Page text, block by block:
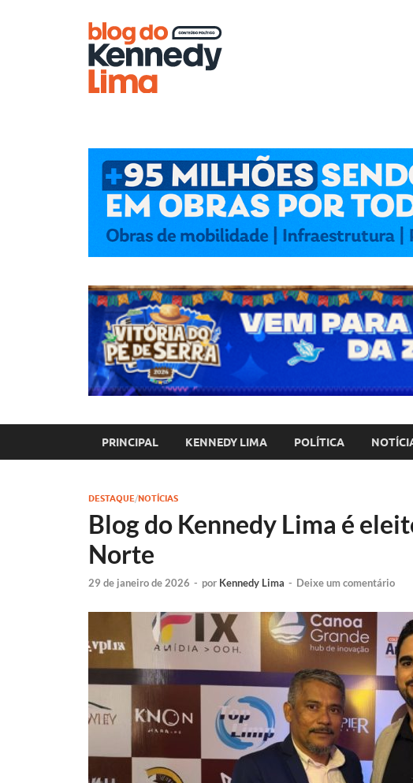
PRINCIPAL KENNEDY LIMA POLÍTICA
DESTAQUE/NOTÍCIAS
Blog do Kennedy Lima é
Norte
29 de janeiro de 2026 - por Kennedy Lima - Deixe um comentário